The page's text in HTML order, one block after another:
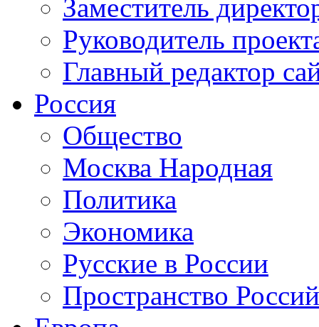
Заместитель
Руководитель
Главный редактор
Россия
Общество
Москва Народная
Политика
Экономика
Русские в России
Пространство